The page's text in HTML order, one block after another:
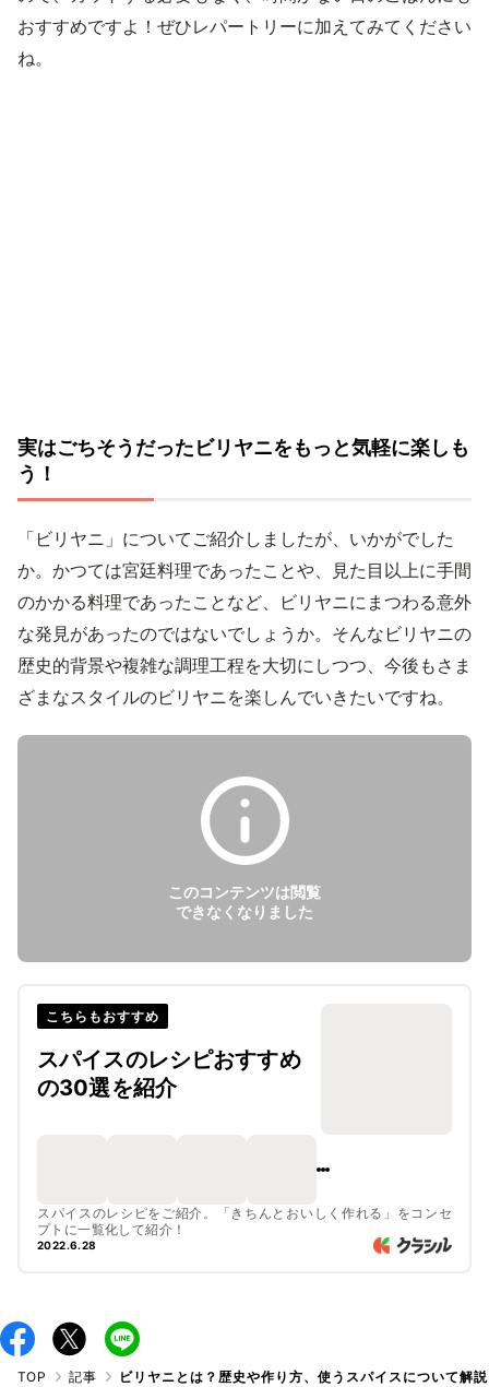
おすすめですよ！ぜひレパートリーに加えてみてください
ね。
実はごちそうだったビリヤニをもっと気軽に楽しも
う！
「ビリヤニ」についてご紹介しましたが、いかがでした
か。かつては宮廷料理であったことや、見た目以上に手間
のかかる料理であったことなど、ビリヤニにまつわる意外
な発見があったのではないでしょうか。そんなビリヤニの
歴史的背景や複雑な調理工程を大切にしつつ、今後もさま
ざまなスタイルのビリヤニを楽しんでいきたいですね。
このコンテンツは閲覧
できなくなりました
こちらもおすすめ
スパイスのレシピおすすめ
の30選を紹介
スパイスのレシピをご紹介。「きちんとおいしく作れる」をコンセ
プトに一覧化して紹介！
2022.6.28
TOP 記事 ビリヤニとは？歴史や作り方、使うスパイスについて解